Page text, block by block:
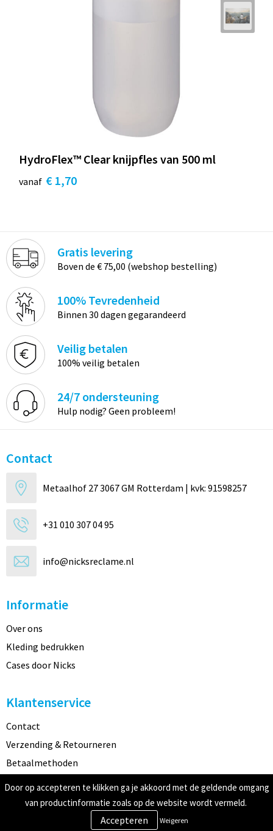
HydroFlex™ Clear knijpfles van 500 ml
vanaf € 1,70
Gratis levering
Boven de € 75,00 (webshop bestelling)
100% Tevredenheid
Binnen 30 dagen gegarandeerd
Veilig betalen
100% veilig betalen
24/7 ondersteuning
Hulp nodig? Geen probleem!
Contact
Metaalhof 27 3067 GM Rotterdam | kvk: 91598257
+31 010 307 04 95
info@nicksreclame.nl
Informatie
Over ons
Kleding bedrukken
Cases door Nicks
Klantenservice
Contact
Verzending & Retourneren
Betaalmethoden
Veilig winkelen
Algemene voorwaarden
Door op accepteren te klikken ga je akkoord met de geldende omgang
van productinformatie zoals op de website wordt vermeld.
Weigeren